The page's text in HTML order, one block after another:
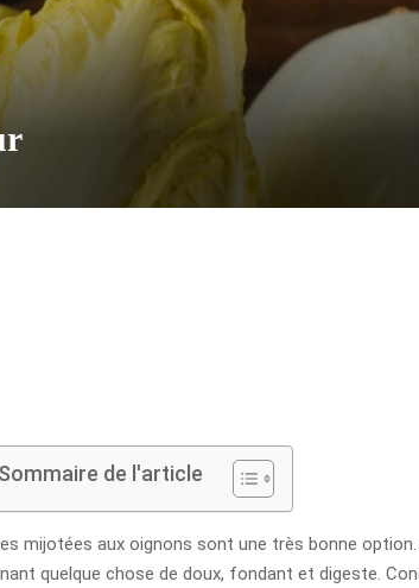
Sommaire de l'article
mijotées aux oignons sont une très bonne option.
quelque chose de doux, fondant et digeste.